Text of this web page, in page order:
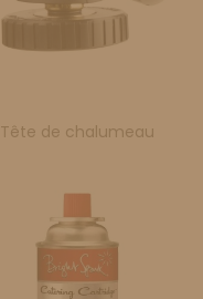
Tête de chalumeau